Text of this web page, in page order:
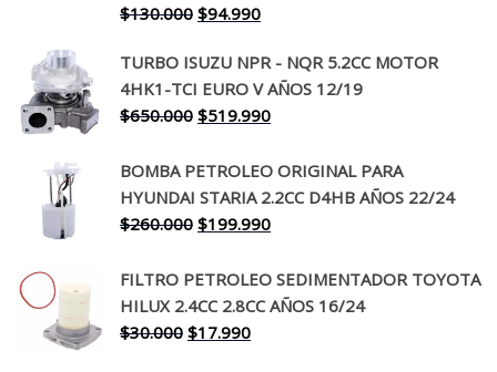
$130.000 El
original
era:
$130.000.
$94.990El
actual
es:
$94.990.
TURBO ISUZU NPR - NQR 5.2CC MOTOR
4HK1-TCI EURO V AÑOS 12/19
$650.000 El
original
era:
$650.000.
$519.990El
actual
es:
$519.990.
BOMBA PETROLEO ORIGINAL PARA
HYUNDAI STARIA 2.2CC D4HB AÑOS 22/24
$260.000 El
original
era:
$260.000.
$199.990El
actual
es:
FILTRO PETROLEO SEDIMENTADOR TOYOTA
HILUX 2.4CC 2.8CC AÑOS 16/24
$30.000 El
$17.990El